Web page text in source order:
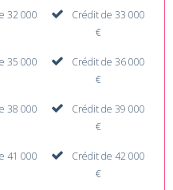
32 000
Crédit de 33 000
€
35 000
Crédit de 36 000
€
38 000
Crédit de 39 000
€
41 000
Crédit de 42 000
€